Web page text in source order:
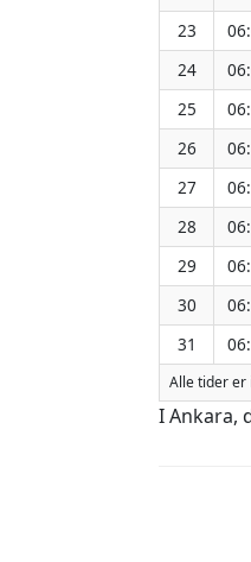
23
24
25
26
27
28
29
30
31
Alle tider er
I Ankara,